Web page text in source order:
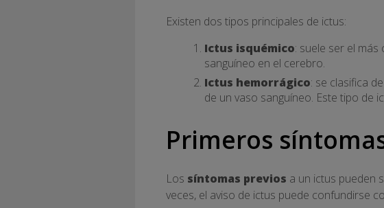
Existen dos tipos principales de ictus:
Ictus isquémico: suele ser el
sanguíneo en el cerebro.
Ictus hemorrágico: se clasifica
de un vaso sanguíneo. Este tipo de
Primeros
Los síntomas previos a un ictus pueden
veces, el aviso de ictus puede confundirse